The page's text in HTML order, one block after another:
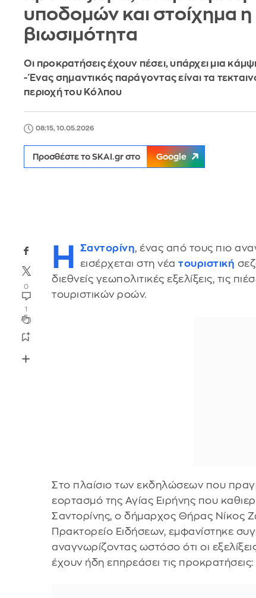
υποδομών και στοίχημα η
βιωσιμότητα
Οι προκρατήσεις έχουν πέσει, υπάρχει μια
- Ένας σημαντικός παράγοντας είναι τα
περιοχή του Κόλπου
08:15, 10.05.2026
Προσθέστε το SKAI.gr στο Google
0
1
Η Σαντορίνη, ένας από τους πιο
εισέρχεται στη νέατουριστική
διεθνείς γεωπολιτικές εξελίξεις, τις
τουριστικών ροών.
Στο πλαίσιο των εκδηλώσεων που
εορτασμό της Αγίας Ειρήνης που
Σαντορίνης, ο δήμαρχος Θήρας Νίκος
Πρακτορείο Ειδήσεων, εμφανίστηκε
αναγνωρίζοντας ωστόσο ότι οι
έχουν ήδη επηρεάσει τις προκρατήσεις: